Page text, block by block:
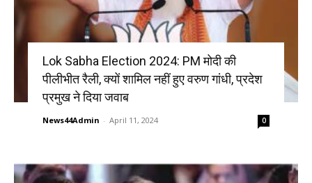
Lok Sabha Election 2024: PM मोदी की
पीलीभीत रैली, क्यों शामिल नहीं हुए वरुण गांधी, प्रदेश
प्रमुख ने दिया जवाब
News44Admin - April 11, 2024 0